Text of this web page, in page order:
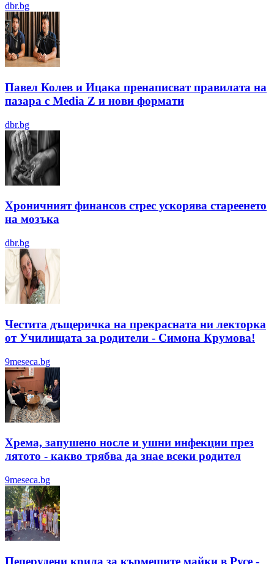
dbr.bg
Павел Колев и Ицака пренаписват правилата на
пазара с Media Z и нови формати
dbr.bg
Хроничният финансов стрес ускорява стареенето
на мозъка
dbr.bg
Честита дъщеричка на прекрасната ни лекторка
от Училищата за родители - Симона Крумова!
9meseca.bg
Хрема, запушено носле и ушни инфекции през
лятотo - какво трябва да знае всеки родител
9meseca.bg
Пеперудени крила за кърмещите майки в Русе -